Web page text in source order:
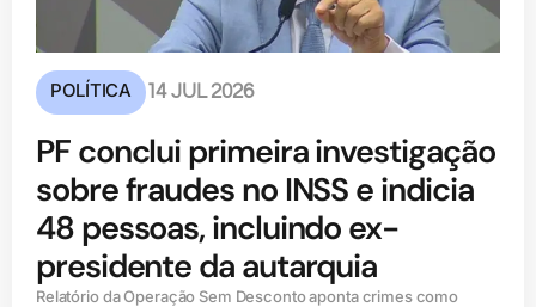
POLÍTICA 14 JUL 2026
PF conclui primeira investigação
sobre fraudes no INSS e indicia
48 pessoas, incluindo ex-
presidente da autarquia
Relatório da Operação Sem Desconto aponta crimes como